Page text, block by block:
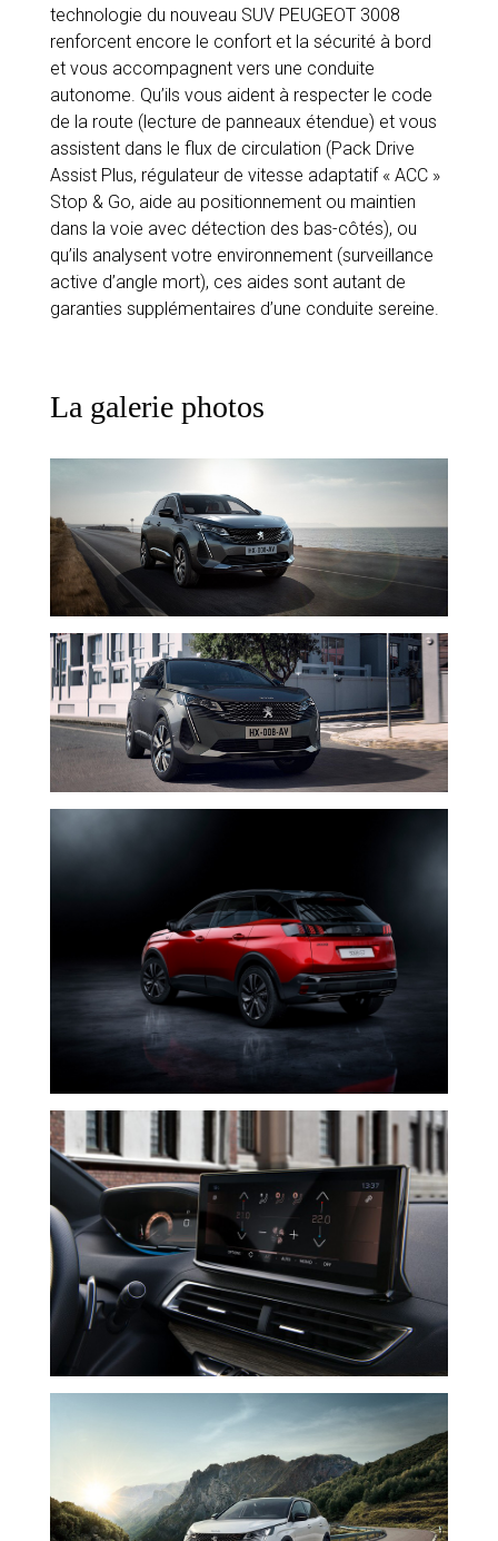
technologie du nouveau SUV PEUGEOT 3008
renforcent encore le confort et la sécurité à bord
et vous accompagnent vers une conduite
autonome. Qu’ils vous aident à respecter le code
de la route (lecture de panneaux étendue) et vous
assistent dans le flux de circulation (Pack Drive
Assist Plus, régulateur de vitesse adaptatif « ACC »
Stop & Go, aide au positionnement ou maintien
dans la voie avec détection des bas-côtés), ou
qu’ils analysent votre environnement (surveillance
active d’angle mort), ces aides sont autant de
garanties supplémentaires d’une conduite sereine.
La galerie photos